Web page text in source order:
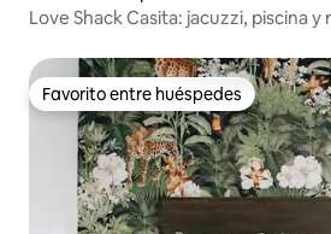
Love Shack Casita: jacuzzi, piscina y
Favorito entre huéspedes
Favorito entre huéspedes